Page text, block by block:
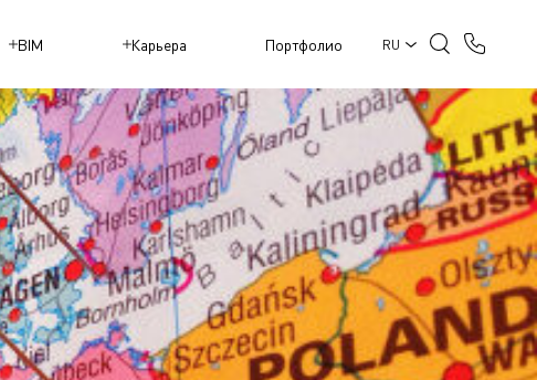
BIM Карьера Портфолио RU